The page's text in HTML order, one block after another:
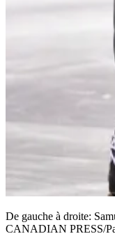
De gauche à droite:
CANADIAN PRESS/